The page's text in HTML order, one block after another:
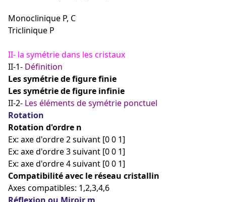
Monoclinique P, C
Triclinique P
II- la symétrie dans les cristaux
II-1- Définition
Les symétrie de figure finie
Les symétrie de figure infinie
II-2- Les éléments de symétrie ponctuel
Rotation
Rotation d'ordre n
Ex: axe d'ordre 2 suivant [0 0 1]
Ex: axe d'ordre 3 suivant [0 0 1]
Ex: axe d'ordre 4 suivant [0 0 1]
Compatibilité avec le réseau cristallin
Axes compatibles: 1,2,3,4,6